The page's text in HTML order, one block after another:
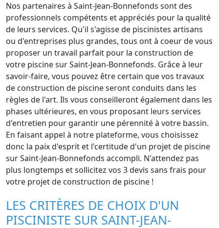
Nos partenaires à Saint-Jean-Bonnefonds sont des
professionnels compétents et appréciés pour la qualité
de leurs services. Qu'il s'agisse de piscinistes artisans
ou d'entreprises plus grandes, tous ont à coeur de vous
proposer un travail parfait pour la construction de
votre piscine sur Saint-Jean-Bonnefonds. Grâce à leur
savoir-faire, vous pouvez être certain que vos travaux
de construction de piscine seront conduits dans les
règles de l'art. Ils vous conseilleront également dans les
phases ultérieures, en vous proposant leurs services
d'entretien pour garantir une pérennité à votre bassin.
En faisant appel à notre plateforme, vous choisissez
donc la paix d'esprit et l'certitude d'un projet de piscine
sur Saint-Jean-Bonnefonds accompli. N'attendez pas
plus longtemps et sollicitez vos 3 devis sans frais pour
votre projet de construction de piscine !
LES CRITÈRES DE CHOIX D'UN
PISCINISTE SUR SAINT-JEAN-